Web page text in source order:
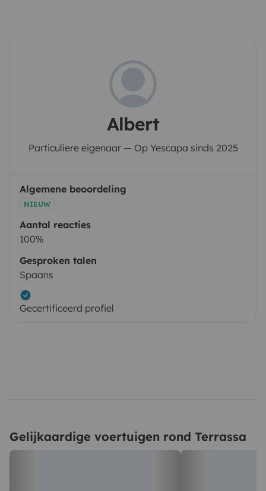
Albert
Particuliere eigenaar — Op Yescapa sinds 2025
Algemene beoordeling
NIEUW
Aantal reacties
100%
Gesproken talen
Spaans
Gecertificeerd profiel
Gelijkaardige voertuigen rond Terrassa